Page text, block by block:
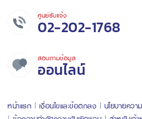
ศูนย์รับแจ้ง
02-202-1768
สอบถามข้อมูล
ออนไลน์
หน้าแรก เงื่อนไขและข้อตกลง
นโยบายคว